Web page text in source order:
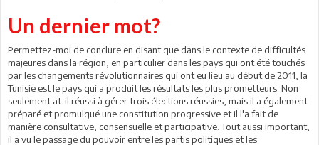
Un dernier mot?
Permettez-moi de conclure en disant que dans le contexte de difficultés
majeures dans la région, en particulier dans les pays qui ont été touchés
par les changements révolutionnaires qui ont eu lieu au début de 2011, la
Tunisie est le pays qui a produit les résultats les plus prometteurs. Non
seulement at-il réussi à gérer trois élections réussies, mais il a également
préparé et promulgué une constitution progressive et il l'a fait de
manière consultative, consensuelle et participative. Tout aussi important,
il a vu le passage du pouvoir entre les partis politiques et les